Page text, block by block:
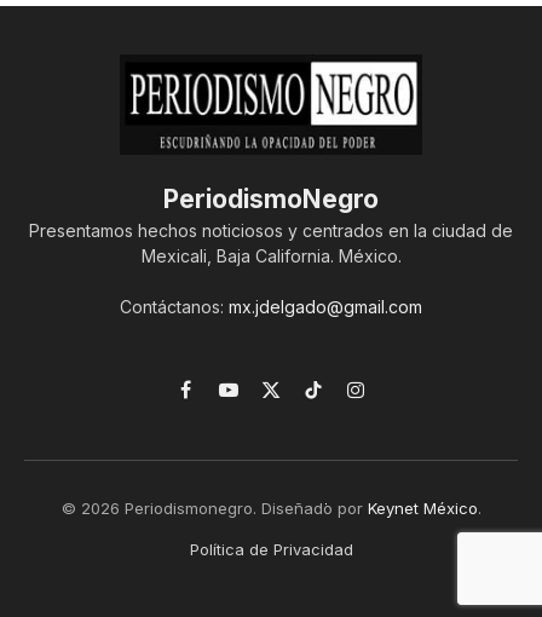
PeriodismoNegro
Presentamos hechos noticiosos y centrados en la ciudad de
Mexicali, Baja California. México.
Contáctanos: mx.jdelgado@gmail.com
Facebook
YouTube
X
TikTokInstagram
© 2026 Periodismonegro. Diseñado por Keynet México.
Política de Privacidad